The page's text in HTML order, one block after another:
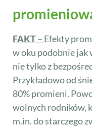
FAKT – Efekty
w oku podobnie jak
nie tylko z
Przykładowo od
80% promieni.
wolnych rodników,
m.in. do starczego